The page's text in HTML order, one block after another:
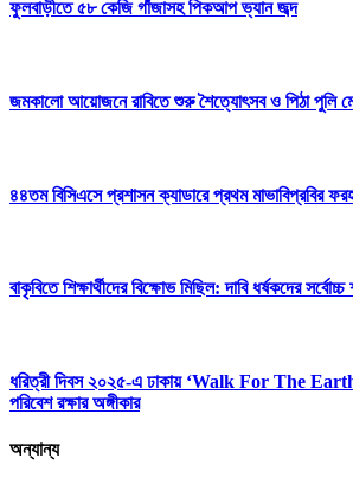
ফুলবাড়ীতে ৫৮ কেজি গাঁজাসহ পিকআপ ভ্যান জব্দ
জমকালো আয়োজনে রাবিতে শুরু শৈত্যোৎসব ও পিঠা পুলি
৪৪তম বিসিএসে প্রশাসন ক্যাডারে প্রথম মাভাবিপ্রবির
বাকৃবিতে শিক্ষার্থীদের বিক্ষোভ মিছিল: দাবি ধর্ষকদের সর্বোচ্চ
ধরিত্রী দিবস ২০২৫-এ ঢাকায় ‘Walk For The
পরিবেশ রক্ষার অঙ্গীকার
অন্যান্য